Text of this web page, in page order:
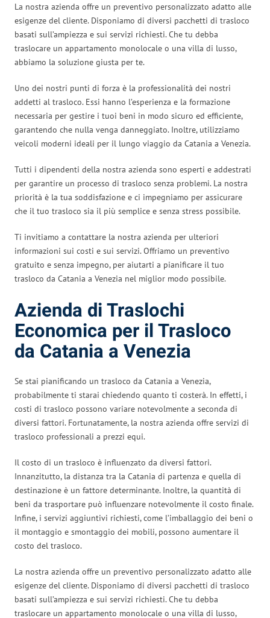
La nostra azienda offre un preventivo personalizzato adatto alle
esigenze del cliente. Disponiamo di diversi pacchetti di trasloco
basati sull’ampiezza e sui servizi richiesti. Che tu debba
traslocare un appartamento monolocale o una villa di lusso,
abbiamo la soluzione giusta per te.
Uno dei nostri punti di forza è la professionalità dei nostri
addetti al trasloco. Essi hanno l’esperienza e la formazione
necessaria per gestire i tuoi beni in modo sicuro ed efficiente,
garantendo che nulla venga danneggiato. Inoltre, utilizziamo
veicoli moderni ideali per il lungo viaggio da Catania a Venezia.
Tutti i dipendenti della nostra azienda sono esperti e addestrati
per garantire un processo di trasloco senza problemi. La nostra
priorità è la tua soddisfazione e ci impegniamo per assicurare
che il tuo trasloco sia il più semplice e senza stress possibile.
Ti invitiamo a contattare la nostra azienda per ulteriori
informazioni sui costi e sui servizi. Offriamo un preventivo
gratuito e senza impegno, per aiutarti a pianificare il tuo
trasloco da Catania a Venezia nel miglior modo possibile.
Azienda di Traslochi
Economica per il Trasloco
da Catania a Venezia
Se stai pianificando un trasloco da Catania a Venezia,
probabilmente ti starai chiedendo quanto ti costerà. In effetti, i
costi di trasloco possono variare notevolmente a seconda di
diversi fattori. Fortunatamente, la nostra azienda offre servizi di
trasloco professionali a prezzi equi.
Il costo di un trasloco è influenzato da diversi fattori.
Innanzitutto, la distanza tra la Catania di partenza e quella di
destinazione è un fattore determinante. Inoltre, la quantità di
beni da trasportare può influenzare notevolmente il costo finale.
Infine, i servizi aggiuntivi richiesti, come l’imballaggio dei beni o
il montaggio e smontaggio dei mobili, possono aumentare il
costo del trasloco.
La nostra azienda offre un preventivo personalizzato adatto alle
esigenze del cliente. Disponiamo di diversi pacchetti di trasloco
basati sull’ampiezza e sui servizi richiesti. Che tu debba
traslocare un appartamento monolocale o una villa di lusso,